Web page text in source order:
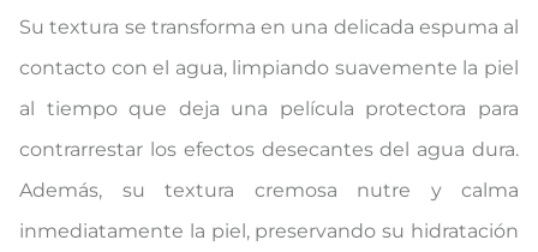
Su textura se transforma en una delicada espuma al
contacto con el agua, limpiando suavemente la piel
al tiempo que deja una película protectora para
contrarrestar los efectos desecantes del agua dura.
Además, su textura cremosa nutre y calma
inmediatamente la piel, preservando su hidratación